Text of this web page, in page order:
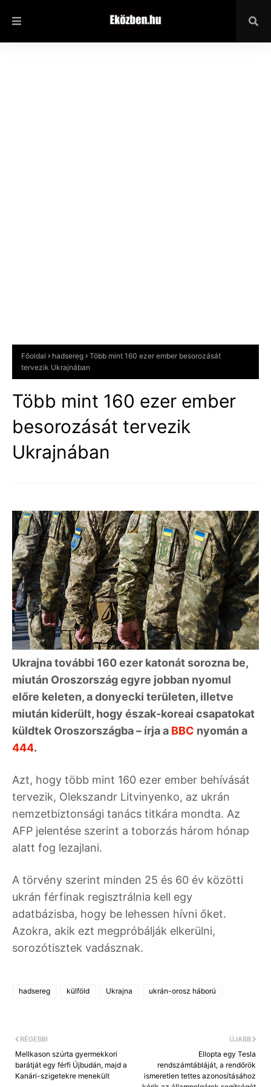
Főoldal hadsereg
Több mint 160 ezer ember besorozását
tervezik Ukrajnában
Több mint 160 ezer ember
besorozását tervezik
Ukrajnában
Ukrajna további 160 ezer katonát sorozna be,
miután Oroszország egyre jobban nyomul
előre keleten, a donyecki területen, illetve
miután kiderült, hogy észak-koreai csapatokat
küldtek Oroszországba – írja a BBC nyomán a
444.
Azt, hogy több mint 160 ezer ember behívását
tervezik, Olekszandr Litvinyenko, az ukrán
nemzetbiztonsági tanács titkára mondta. Az
AFP jelentése szerint a toborzás három hónap
alatt fog lezajlani.
A törvény szerint minden 25 és 60 év közötti
ukrán férfinak regisztrálnia kell egy
adatbázisba, hogy be lehessen hívni őket.
Azokra, akik ezt megpróbálják elkerülni,
sorozótisztek vadásznak.
hadsereg külföld Ukrajna ukrán-orosz háború
ÚJABB
Ellopta egy Tesla
rendszámtábláját, a rendőrök
ismeretlen tettes azonosításához
RÉGEBBI
Mellkason szúrta gyermekkori
barátját egy férfi Újbudán, majd a
Kanári-szigetekre menekült